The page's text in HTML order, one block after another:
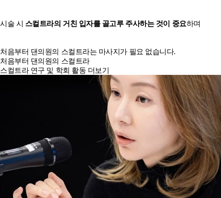
시술 시 스컬트라의 거친 입자를 골고루 주사하는 것이 중요하며
처음부터 댄의원의 스컬트라는 마사지가 필요 없습니다.
처음부터 댄의원의 스컬트라
스컬트라 연구 및 학회 활동 더보기